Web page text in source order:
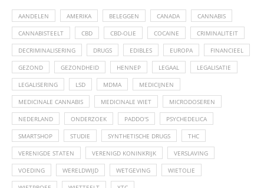
AANDELEN AMERIKA BELEGGEN CANADA CANNABIS
CANNABISTEELT CBD CBD-OLIE COCAINE CRIMINALITEIT
DECRIMINALISERING DRUGS EDIBLES EUROPA FINANCIEEL
GEZOND GEZONDHEID HENNEP LEGAAL LEGALISATIE
LEGALISERING LSD MDMA MEDICIJNEN
MEDICINALE CANNABIS MEDICINALE WIET MICRODOSEREN
NEDERLAND ONDERZOEK PADDO'S PSYCHEDELICA
SMARTSHOP STUDIE SYNTHETISCHE DRUGS THC
VERENIGDE STATEN VERENIGD KONINKRIJK VERSLAVING
VOEDING WERELDWIJD WETGEVING WIETOLIE